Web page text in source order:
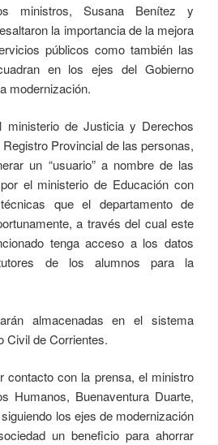
ministros, Susana Benítez y
la importancia de la mejora
públicos como también las
en los ejes del Gobierno
modernización.
ministerio de Justicia y Derechos
Provincial de las personas,
un “usuario” a nombre de las
el ministerio de Educación con
que el departamento de
a través del cual este
tenga acceso a los datos
de los alumnos para la
almacenadas en el sistema
Civil de Corrientes.
contacto con la prensa, el ministro
Humanos, Buenaventura Duarte,
los ejes de modernización
un beneficio para ahorrar